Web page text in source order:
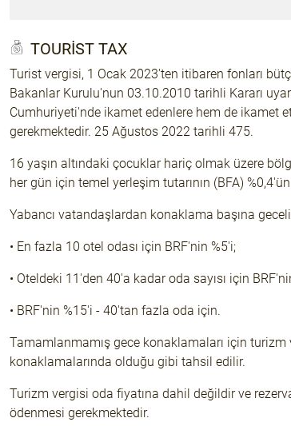
TOURIST TAX
Turist vergisi, 1 Ocak 2023'ten itibaren fonları
Bakanlar Kurulu'nun 03.10.2010 tarihli Kararı
Cumhuriyeti'nde ikamet edenlere hem de ikamet
gerekmektedir. 25 Ağustos 2022 tarihli 475.
16 yaşın altındaki çocuklar hariç olmak üzere
her gün için temel yerleşim tutarının (BFA)
Yabancı vatandaşlardan konaklama başına
• En fazla 10 otel odası için BRF'nin %5'i;
• Oteldeki 11'den 40'a kadar oda sayısı için
• BRF'nin %15'i - 40'tan fazla oda için.
Tamamlanmamış gece konaklamaları için turizm
konaklamalarında olduğu gibi tahsil edilir.
Turizm vergisi oda fiyatına dahil değildir ve
ödenmesi gerekmektedir.